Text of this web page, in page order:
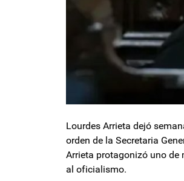
Lourdes Arrieta dejó
orden de la Secretaria
Arrieta protagonizó uno de
al oficialismo.